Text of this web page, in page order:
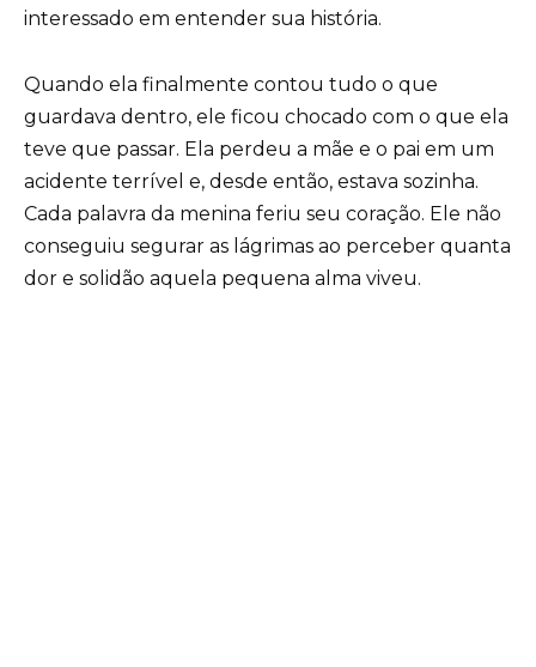
interessado em entender sua história.
Quando ela finalmente contou tudo o que
guardava dentro, ele ficou chocado com o que ela
teve que passar. Ela perdeu a mãe e o pai em um
acidente terrível e, desde então, estava sozinha.
Cada palavra da menina feriu seu coração. Ele não
conseguiu segurar as lágrimas ao perceber quanta
dor e solidão aquela pequena alma viveu.